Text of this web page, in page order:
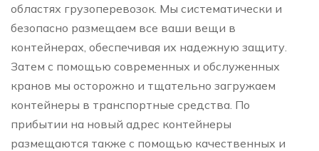
областях грузоперевозок. Мы систематически и
безопасно размещаем все ваши вещи в
контейнерах, обеспечивая их надежную защиту.
Затем с помощью современных и обслуженных
кранов мы осторожно и тщательно загружаем
контейнеры в транспортные средства. По
прибытии на новый адрес контейнеры
размещаются также с помощью качественных и